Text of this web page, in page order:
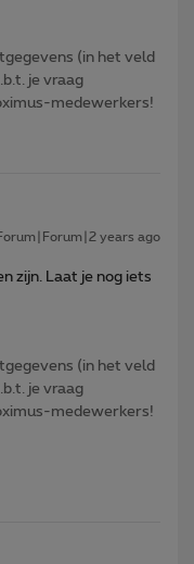
(in het veld
je vraag
medewerkers!
years ago
zijn. Laat je nog iets
(in het veld
je vraag
medewerkers!